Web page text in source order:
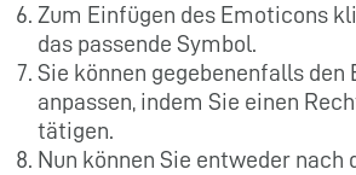
Zum Einfügen des Emoticons
das passende Symbol.
Sie können gegebenenfalls den
anpassen, indem Sie einen
tätigen.
Nun können Sie entweder nach